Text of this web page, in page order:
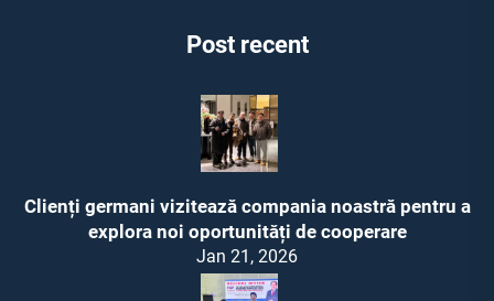
Post recent
Clienți germani vizitează compania noastră pentru a
explora noi oportunități de cooperare
Jan 21, 2026